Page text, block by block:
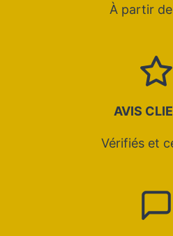
À partir
AVIS
Vérifiés et